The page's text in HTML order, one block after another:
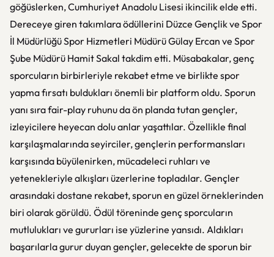
göğüslerken, Cumhuriyet Anadolu Lisesi ikincilik elde etti.
Dereceye giren takımlara ödüllerini Düzce Gençlik ve Spor
İl Müdürlüğü Spor Hizmetleri Müdürü Gülay Ercan ve Spor
Şube Müdürü Hamit Sakal takdim etti. Müsabakalar, genç
sporcuların birbirleriyle rekabet etme ve birlikte spor
yapma fırsatı buldukları önemli bir platform oldu. Sporun
yanı sıra fair-play ruhunu da ön planda tutan gençler,
izleyicilere heyecan dolu anlar yaşattılar. Özellikle final
karşılaşmalarında seyirciler, gençlerin performansları
karşısında büyülenirken, mücadeleci ruhları ve
yetenekleriyle alkışları üzerlerine topladılar. Gençler
arasındaki dostane rekabet, sporun en güzel örneklerinden
biri olarak görüldü. Ödül töreninde genç sporcuların
mutlulukları ve gururları ise yüzlerine yansıdı. Aldıkları
başarılarla gurur duyan gençler, gelecekte de sporun bir